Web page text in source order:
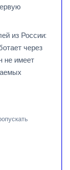
из России:
через
не имеет